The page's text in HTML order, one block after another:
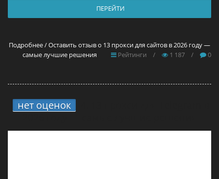
ПЕРЕЙТИ
Подробнее / Оставить отзыв о 13 прокси для сайтов в 2026 году —
самые лучшие решения
Рейтинги / 1 187 / 0
нет оценок